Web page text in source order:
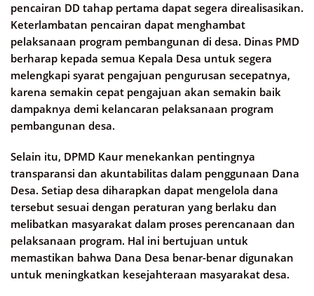
pencairan DD tahap pertama dapat segera direalisasikan.
Keterlambatan pencairan dapat menghambat
pelaksanaan program pembangunan di desa. Dinas PMD
berharap kepada semua Kepala Desa untuk segera
melengkapi syarat pengajuan pengurusan secepatnya,
karena semakin cepat pengajuan akan semakin baik
dampaknya demi kelancaran pelaksanaan program
pembangunan desa.
Selain itu, DPMD Kaur menekankan pentingnya
transparansi dan akuntabilitas dalam penggunaan Dana
Desa. Setiap desa diharapkan dapat mengelola dana
tersebut sesuai dengan peraturan yang berlaku dan
melibatkan masyarakat dalam proses perencanaan dan
pelaksanaan program. Hal ini bertujuan untuk
memastikan bahwa Dana Desa benar-benar digunakan
untuk meningkatkan kesejahteraan masyarakat desa.​